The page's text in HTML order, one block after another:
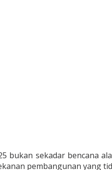
bukan sekadar bencana
pembangunan yang